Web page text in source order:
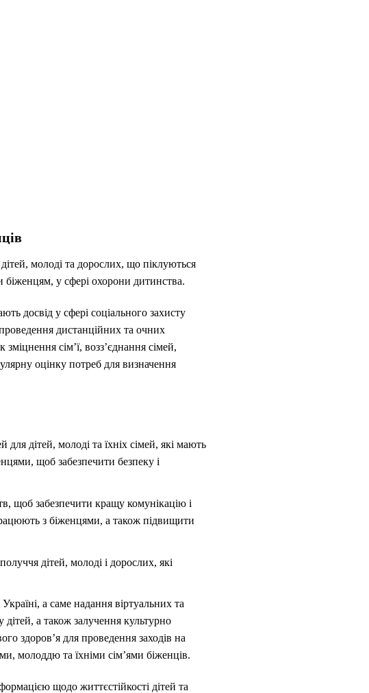
молоді та дорослих, що піклуються
у сфері охорони дитинства.
досвід у сфері соціального захисту
дистанційних та очних
сім’ї, возз’єднання сімей,
оцінку потреб для визначення
для дітей, молоді та їхніх сімей, які мають
щоб забезпечити безпеку і
щоб забезпечити кращу комунікацію і
з біженцями, а також підвищити
дітей, молоді і дорослих, які
а саме надання віртуальних та
дітей, а також залучення культурно
здоров’я для проведення заходів на
молоддю та їхніми сім’ями біженців.
щодо життєстійкості дітей та